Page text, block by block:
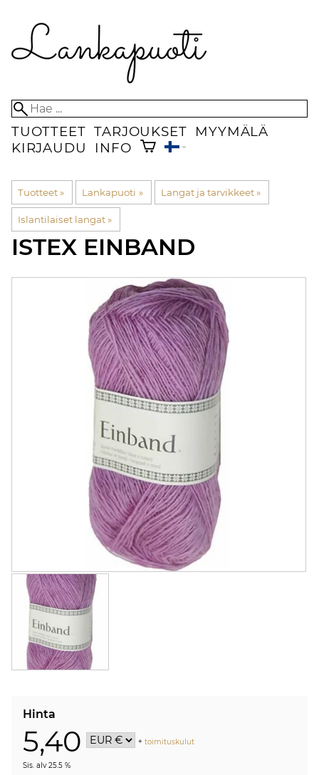
TUOTTEET TARJOUKSET
MYYMÄLÄ
KIRJAUDU
INFO
Tuotteet‪» Lankapuoti ‪» Langat ja tarvikkeet ‪»
Islantilaiset langat‪»
ISTEX EINBAND
Hinta
5,40 +toimituskulut
Sis. alv 25.5 %